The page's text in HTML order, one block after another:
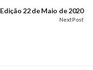
Edição 22 de Maio de 2020
Next Post